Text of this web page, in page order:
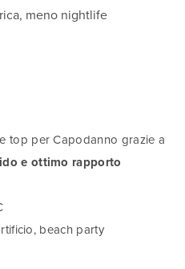
meno nightlife
top per Capodanno grazie a
e ottimo rapporto
beach party